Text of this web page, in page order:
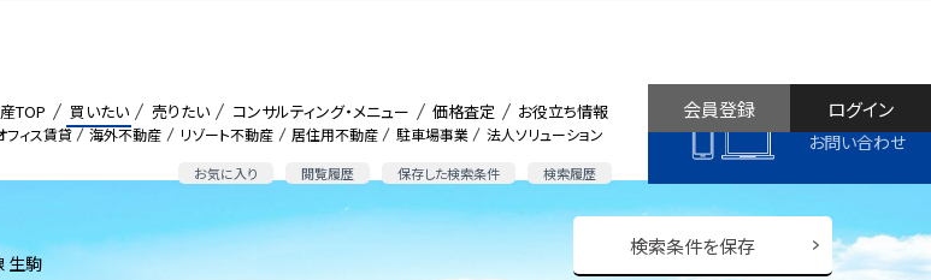
フィス賃貸 海外不動産 リゾート不動産 居住用不動産 駐車場事業 法人ソリューション
お気に入り 閲覧履歴 保存した検索条件 検索履歴
TOP 買いたい 売りたい コンサルティング・メニュー 価格査定 お役立ち情報
お問い合わせ
ログイン
会員登録
生駒
検索条件を保存